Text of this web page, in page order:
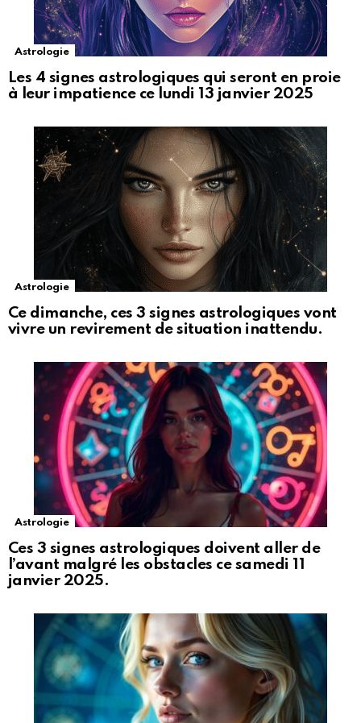
Astrologie
Les 4 signes astrologiques qui seront en proie
à leur impatience ce lundi 13 janvier 2025
Astrologie
Ce dimanche, ces 3 signes astrologiques vont
vivre un revirement de situation inattendu.
Astrologie
Ces 3 signes astrologiques doivent aller de
l’avant malgré les obstacles ce samedi 11
janvier 2025.